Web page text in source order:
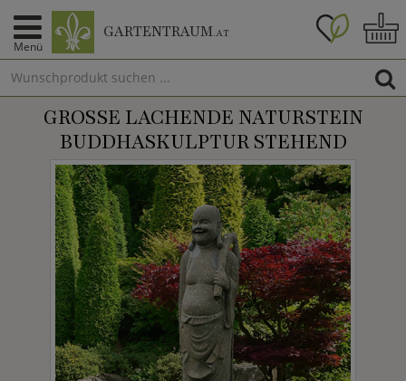
Menü
GARTENTRAUM.AT
GROSSE LACHENDE NATURSTEIN B
UDDHASKULPTUR STEHEND